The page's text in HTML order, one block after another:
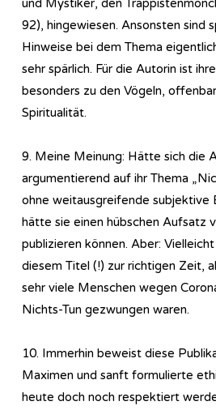
und Mystiker, den
92), hingewiesen. Ansonsten sind
Hinweise bei dem Thema
sehr spärlich. Für die Autorin ist
besonders zu den Vögeln,
Spiritualität.
9. Meine Meinung: Hätte sich die
argumentierend auf ihr Thema
ohne weitausgreifende subjektive
hätte sie einen hübschen Aufsatz
publizieren können. Aber:
diesem Titel (!) zur richtigen Zeit,
sehr viele Menschen wegen
Nichts-Tun gezwungen waren.
10. Immerhin beweist diese
Maximen und sanft formulierte
heute doch noch respektiert